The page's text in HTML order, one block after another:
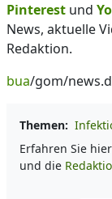
Pinterest und
News, aktuelle
Redaktion.
bua/gom/
Themen:
Erfahren Sie
und die